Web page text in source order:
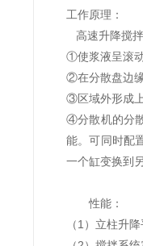
工作原理：
高速升降搅
①使浆液呈滚
②在分散盘边
③区域外形成
④分散机的分
能。可同时配
一个缸变换到
性能：
（1）立柱升